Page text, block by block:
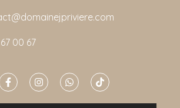
00 67